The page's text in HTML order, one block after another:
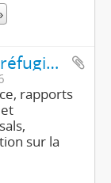
Fonds du Comité d'aide aux réfugiés espagnols
rapports
sur la